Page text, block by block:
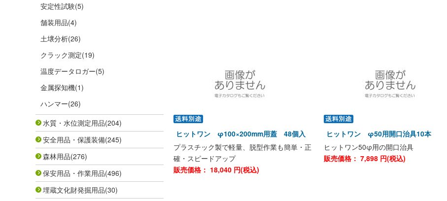
安定性試験(5)
舗装用品(4)
土壌分析(26)
クラック測定(19)
温度データロガー(5)
金属探知機(1)
ハンマー(26)
水質・水位測定用品(204)
安全用品・保護装備(245)
森林用品(276)
保安用品・作業用品(496)
埋蔵文化財発掘用品(30)
ヒットワン φ100×200mm用蓋 48個入
プラスチック製で軽量、脱型作業も簡単・正
確・スピードアップ
販売価格： 18,040 円(税込)
ヒットワン φ50用開口治具10本
ヒットワン50φ用の開口治具
販売価格： 7,898 円(税込)